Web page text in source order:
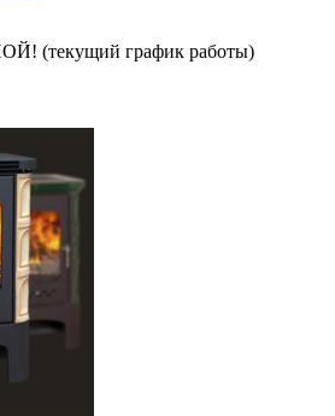
(текущий график работы)